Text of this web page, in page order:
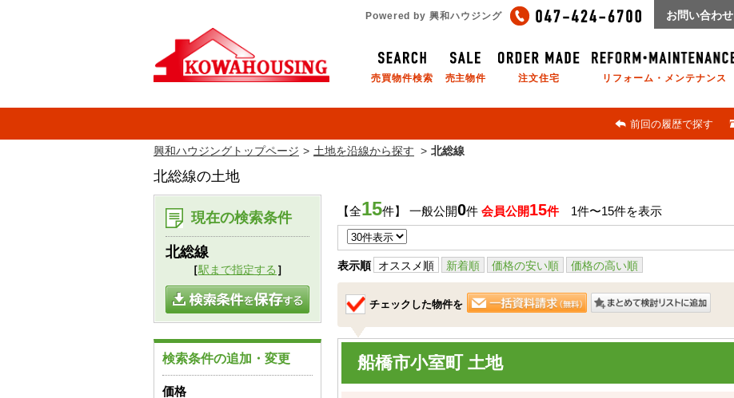
Powered by 興和ハウジング お問い合わせ
売買物件検索 売主物件 注文住宅 リフォーム・メンテナンス
前回の履歴で探す
興和ハウジングトップページ 土地を沿線から探す 北総線
北総線の土地
【全15件】 一般公開0件 会員公開15件1件〜15件を表示
表示順 オススメ順 新着順 価格の安い順 価格の高い順
チェックした物件を
船橋市小室町 土地
現在の検索条件
北総線
［駅まで指定する ］
検索条件の追加・変更
価格